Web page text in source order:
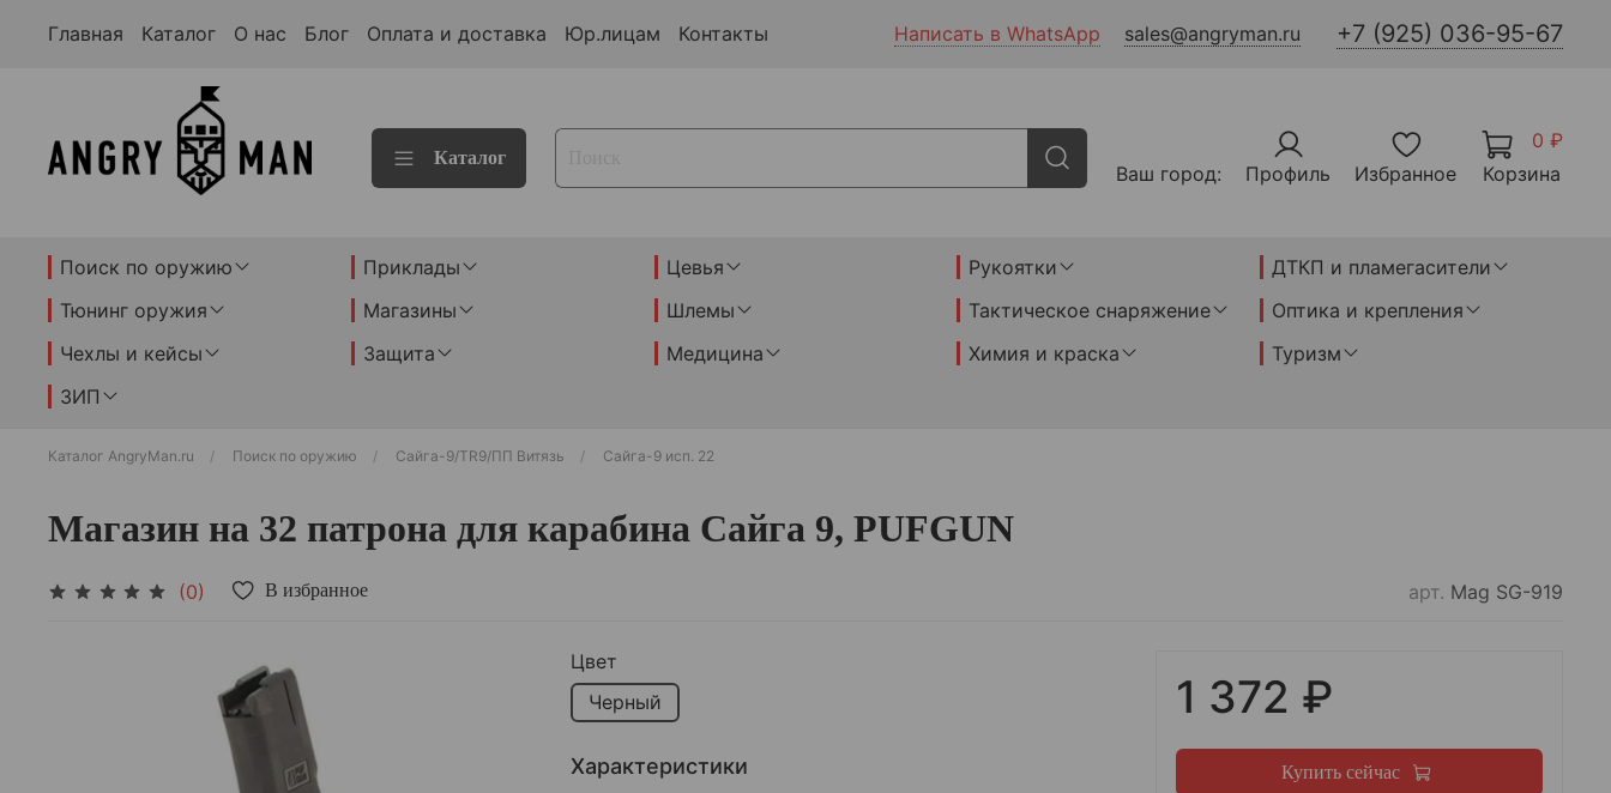
Главная Каталог О нас Блог Оплата и доставка Юр.лицам Контакты Написать в WhatsApp sales@angryman.ru +7 (925) 036-95-67
Каталог
Ваш город: Профиль Избранное
0 ₽
Корзина
Поиск по оружию Приклады Цевья Рукоятки
ДТКП и пламегасители
Тюнинг оружия
Магазины Шлемы Тактическое снаряжение
Оптика и крепления
Чехлы и кейсы
Защита Медицина Химия и краска
Туризм
ЗИП
Каталог AngryMan.ru Поиск по оружию Сайга-9/TR9/ПП Витязь Сайга-9 исп. 22
Магазин на 32 патрона для карабина Сайга 9, PUFGUN
(0) В избранное арт. Mag SG-919
Цвет
Черный
Характеристики
1 372 ₽
Купить сейчас